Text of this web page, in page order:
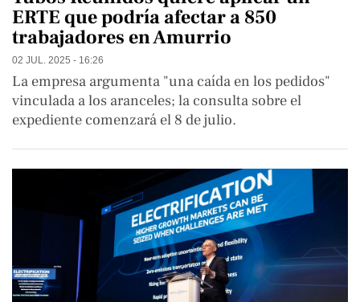
ERTE que podría afectar a 850
trabajadores en Amurrio
02 JUL. 2025 - 16:26
La empresa argumenta "una caída en los pedidos"
vinculada a los aranceles; la consulta sobre el
expediente comenzará el 8 de julio.